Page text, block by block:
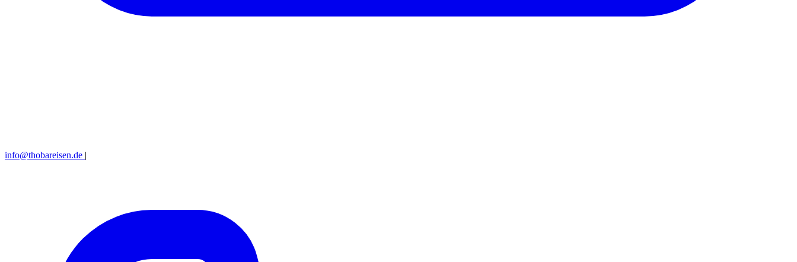
info@thobareisen.de |